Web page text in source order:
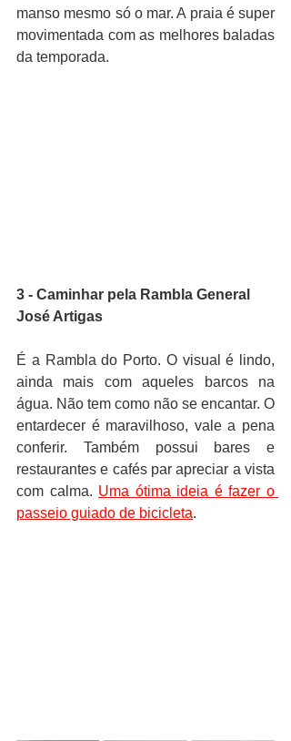
manso mesmo só o mar. A praia é super
movimentada com as melhores baladas
da temporada.
3 - Caminhar pela Rambla General
José Artigas
É a Rambla do Porto. O visual é lindo,
ainda mais com aqueles barcos na
água. Não tem como não se encantar. O
entardecer é maravilhoso, vale a pena
conferir. Também possui bares e
restaurantes e cafés par apreciar a vista
com calma. Uma ótima ideia é fazer o
passeio guiado de bicicleta.